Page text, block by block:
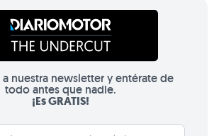
nuestra newsletter y entérate de
todo antes que nadie.
¡Es GRATIS!